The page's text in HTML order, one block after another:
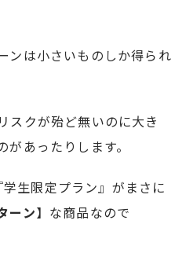
ンは小さいものしか得られ
スクが殆ど無いのに大き
あったりします。
生限定プラン』がまさに
ーン】な商品なので